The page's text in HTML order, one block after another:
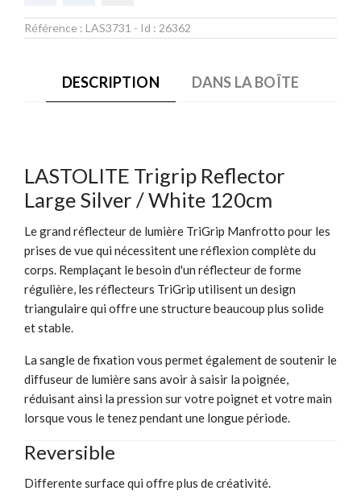
Référence : LAS3731 - Id : 26362
DESCRIPTION DANS LA BOÎTE
LASTOLITE Trigrip Reflector
Large Silver / White 120cm
Le grand réflecteur de lumière TriGrip Manfrotto pour les
prises de vue qui nécessitent une réflexion complète du
corps. Remplaçant le besoin d'un réflecteur de forme
régulière, les réflecteurs TriGrip utilisent un design
triangulaire qui offre une structure beaucoup plus solide
et stable.
La sangle de fixation vous permet également de soutenir le
diffuseur de lumière sans avoir à saisir la poignée,
réduisant ainsi la pression sur votre poignet et votre main
lorsque vous le tenez pendant une longue période.
Reversible
Differente surface qui offre plus de créativité.